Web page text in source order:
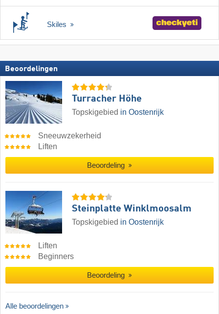
Skiles
Beoordelingen
Turracher Höhe
Topskigebied in Oostenrijk
Sneeuwzekerheid
Liften
Beoordeling
Steinplatte Winklmoosalm
Topskigebied in Oostenrijk
Liften
Beginners
Beoordeling
Alle beoordelingen